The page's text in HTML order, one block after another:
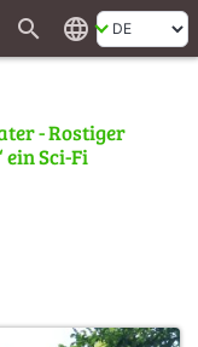
search language
- Rostiger
Sci-Fi